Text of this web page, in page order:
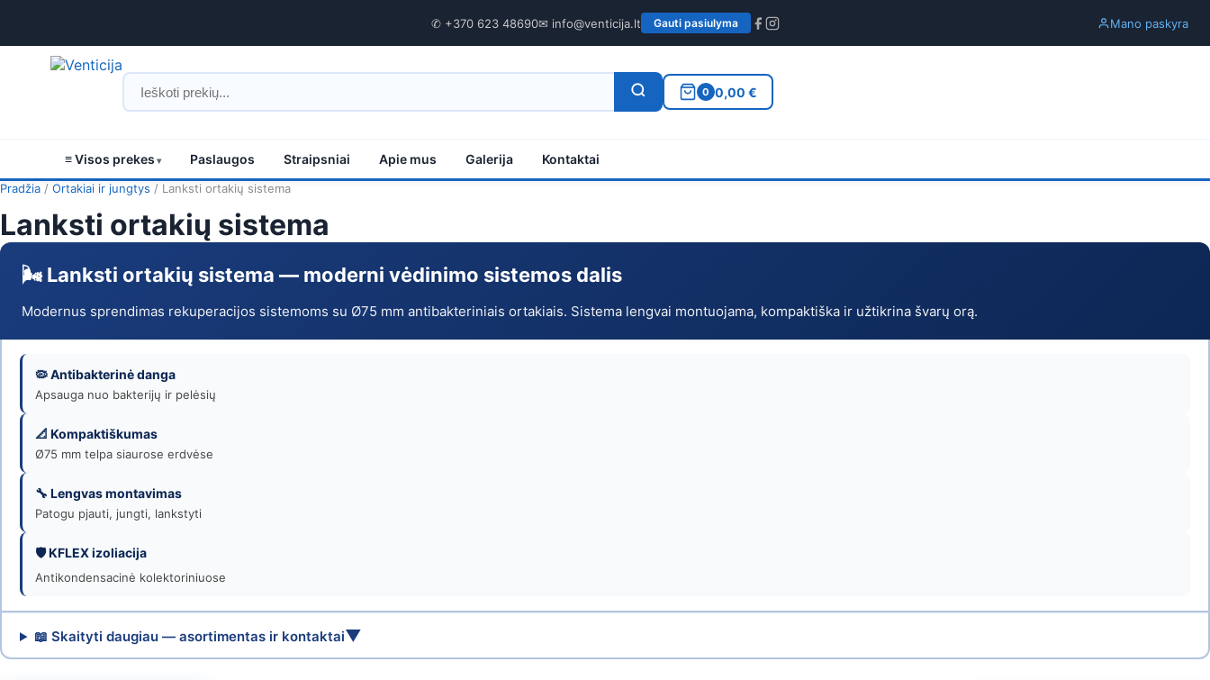
✆ +370 623 48690✉ info@venticija.lt Gauti pasiulyma Mano paskyra
0 0,00 €
≡ Visos prekes Paslaugos Straipsniai Apie mus Galerija Kontaktai
Lanksti
ortakių
sistema
pirkti
internetu
Venticija
Pradžia / Ortakiai ir jungtys / Lanksti ortakių sistema
Lanksti ortakių sistema
🌬️ Lanksti ortakių sistema — moderni vėdinimo sistemos dalis
Modernus sprendimas rekuperacijos sistemoms su Ø75 mm antibakteriniais ortakiais. Sistema lengvai montuojama, kompaktiška ir užtikrina švarų orą.
🦠 Antibakterinė danga
Apsauga nuo bakterijų ir pelėsių
📐 Kompaktiškumas
Ø75 mm telpa siaurose erdvėse
🔧 Lengvas montavimas
Patogu pjauti, jungti, lankstyti
🛡️ KFLEX izoliacija
Antikondensacinė kolektoriniuose
📖 Skaityti daugiau — asortimentas ir kontaktai▼